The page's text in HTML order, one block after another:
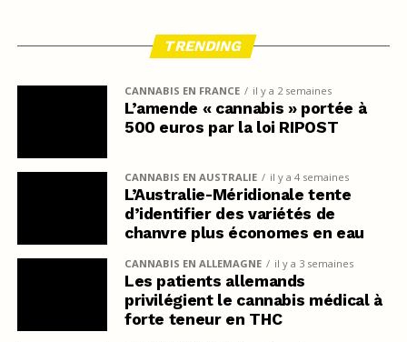
TRENDING
CANNABIS EN FRANCE il y a 2 semaines
L’amende « cannabis » portée à
500 euros par la loi RIPOST
CANNABIS EN AUSTRALIE il y a 4 semaines
L’Australie-Méridionale tente
d’identifier des variétés de
chanvre plus économes en eau
CANNABIS EN ALLEMAGNE il y a 3 semaines
Les patients allemands
privilégient le cannabis médical à
forte teneur en THC